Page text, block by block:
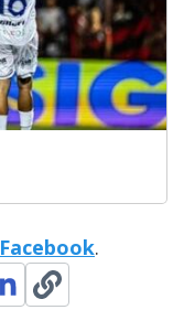
Facebook.